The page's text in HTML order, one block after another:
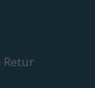
Retur